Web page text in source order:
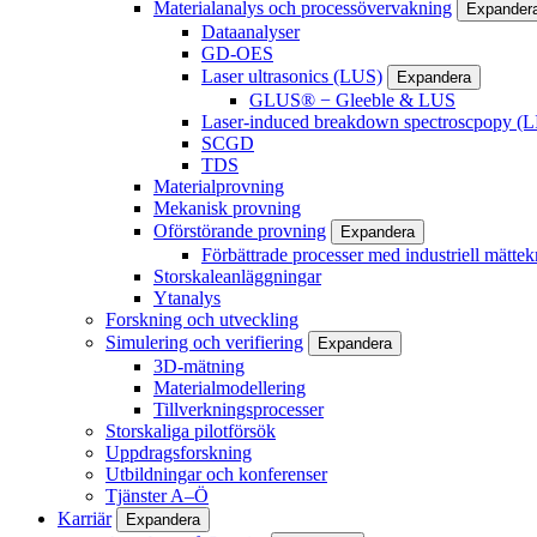
Materialanalys och processövervakning
Dataanalyser
GD-OES
Laser ultrasonics (LUS)
Expandera
GLUS® − Gleeble & LUS
Laser-induced breakdown spectroscpopy
SCGD
TDS
Materialprovning
Mekanisk provning
Oförstörande provning
Expandera
Förbättrade processer med industriell
Storskaleanläggningar
Ytanalys
Forskning och utveckling
Simulering och verifiering
Expandera
3D-mätning
Materialmodellering
Tillverkningsprocesser
Storskaliga pilotförsök
Uppdragsforskning
Utbildningar och konferenser
Tjänster A–Ö
Karriär
Expandera